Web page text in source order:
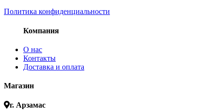
Политика конфиденциальности
Компания
О нас
Контакты
Доставка и оплата
Магазин
г. Арзамас